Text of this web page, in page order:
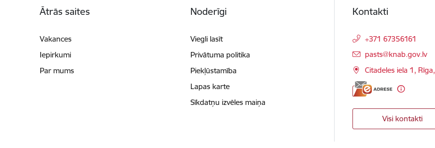
Ātrās saites
Vakances
Iepirkumi
Par mums
Noderīgi
Viegli lasīt
Privātuma politika
Piekļūstamība
Lapas karte
Sīkdatņu izvēles maiņa
Kontakti
+371 67356161
E-pasts:
pasts@knab.gov.lv
Citadeles iela 1,
Visi kontakti